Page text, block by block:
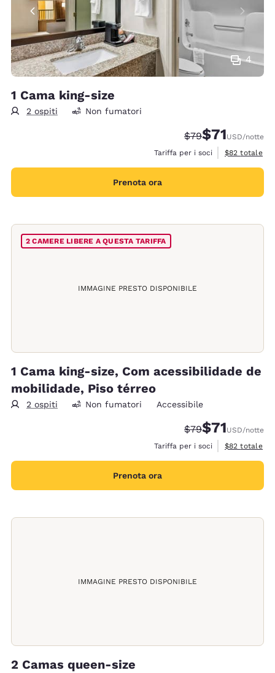
4
1 Cama king-size
2 ospiti Non fumatori
Tariffa di
$79Tariffa
$71USD/notte
Tariffa per i soci
Visualizza i
$82 totale
Prenota ora
IMMAGINE PRESTO DISPONIBILE
2 CAMERE LIBERE A QUESTA TARIFFA
1 Cama king-size, Com acessibilidade de
mobilidade, Piso térreo
2 ospiti Non fumatori Accessibile
Tariffa di
$79Tariffa
$71USD/notte
Tariffa per i soci
Visualizza i
$82 totale
Prenota ora
IMMAGINE PRESTO DISPONIBILE
2 Camas queen-size